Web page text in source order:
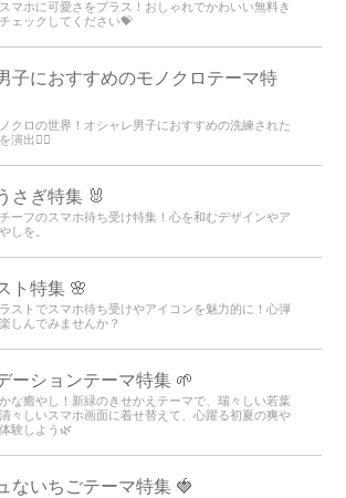
マホに可愛さをプラス！おしゃれでかわいい無料き
ェックしてください💝
子におすすめのモノクロテーマ特
クロの世界！オシャレ男子におすすめの洗練された
演出💁‍♂️
さぎ特集 🐰
ーフのスマホ待ち受け特集！心を和むデザインやア
しを。
ト特集 🌸
ストでスマホ待ち受けやアイコンを魅力的に！心弾
しんでみませんか？
ーションテーマ特集 🌱
な癒やし！新緑のきせかえテーマで、瑞々しい若葉
々しいスマホ画面に着せ替えて、心躍る初夏の爽や
験しよう🌿
ないちごテーマ特集 🍓